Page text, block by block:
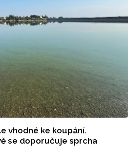
vhodné ke koupání.
se doporučuje sprcha